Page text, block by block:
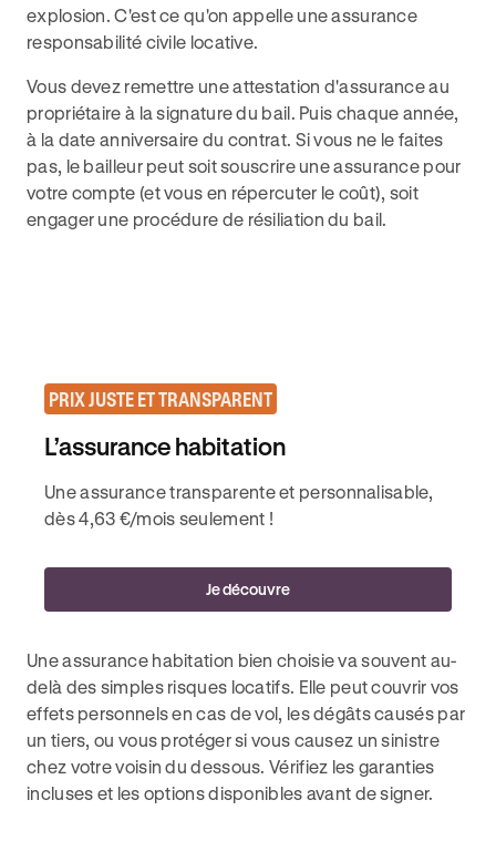
explosion. C'est ce qu'on appelle une assurance
responsabilité civile locative.
Vous devez remettre une attestation d'assurance au
propriétaire à la signature du bail. Puis chaque année,
à la date anniversaire du contrat. Si vous ne le faites
pas, le bailleur peut soit souscrire une assurance pour
votre compte (et vous en répercuter le coût), soit
engager une procédure de résiliation du bail.
PRIX JUSTE ET TRANSPARENT
L’assurance habitation
Une assurance transparente et personnalisable,
dès 4,63 €/mois seulement !
Je découvre
Une assurance habitation bien choisie va souvent au-
delà des simples risques locatifs. Elle peut couvrir vos
effets personnels en cas de vol, les dégâts causés par
un tiers, ou vous protéger si vous causez un sinistre
chez votre voisin du dessous. Vérifiez les garanties
incluses et les options disponibles avant de signer.